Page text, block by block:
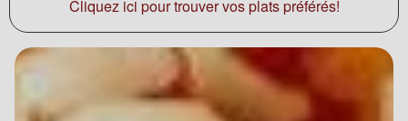
Cliquez ici pour trouver vos plats préférés!